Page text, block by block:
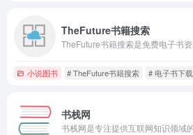
TheFuture书籍搜索
小说图书 # TheFuture书籍搜索 # 电子书下载
书栈网